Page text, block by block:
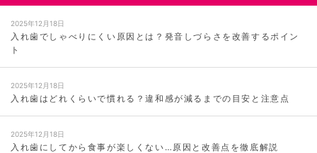
2025年12月18日
入れ歯でしゃべりにくい原因とは？発音しづらさを改善するポイン
ト
2025年12月18日
入れ歯はどれくらいで慣れる？違和感が減るまでの目安と注意点
2025年12月18日
入れ歯にしてから食事が楽しくない…原因と改善点を徹底解説